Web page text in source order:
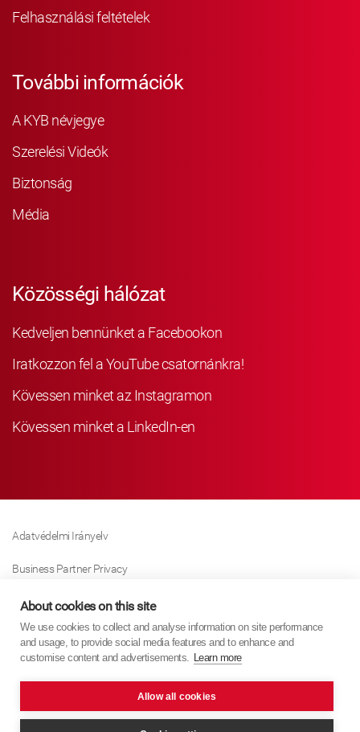
Felhasználási feltételek
További információk
A KYB névjegye
Szerelési Videók
Biztonság
Média
Közösségi hálózat
Kedveljen bennünket a Facebookon
Iratkozzon fel a YouTube csatornánkra!
Kövessen minket az Instagramon
Kövessen minket a LinkedIn-en
Adatvédelmi Irányelv
Business Partner Privacy
Sütikre Vonatkozó Irányelv
Modern Slavery Act Policy
About cookies on this site
We use cookies to collect and analyse information on site performance
and usage, to provide social media features and to enhance and
customise content and advertisements. Learn more
Allow all cookies